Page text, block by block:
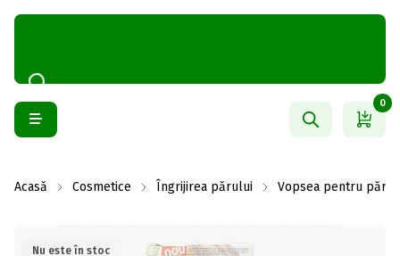
0
Acasă Cosmetice Îngrijirea părului Vopsea pentru păr
Nu este în stoc